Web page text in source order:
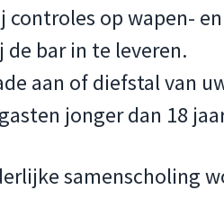
op wapen-
bar in te leveren.
aan of diefstal van
jonger dan 18
samenscholing